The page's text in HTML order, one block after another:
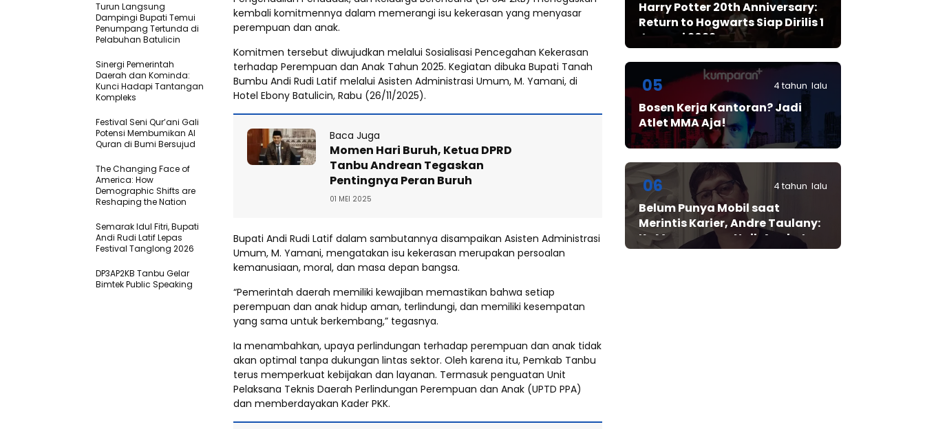
kembali komitmennya dalam memerangi isu kekerasan yang menyasar
perempuan dan anak.
Komitmen tersebut diwujudkan melalui Sosialisasi Pencegahan Kekerasan
terhadap Perempuan dan Anak Tahun 2025. Kegiatan dibuka Bupati Tanah
Bumbu Andi Rudi Latif melalui Asisten Administrasi Umum, M. Yamani, di
Hotel Ebony Batulicin, Rabu (26/11/2025).
Baca Juga
Momen Hari Buruh, Ketua DPRD
Tanbu Andrean Tegaskan
Pentingnya Peran Buruh
01 MEI 2025
Bupati Andi Rudi Latif dalam sambutannya disampaikan Asisten Administrasi
Umum, M. Yamani, mengatakan isu kekerasan merupakan persoalan
kemanusiaan, moral, dan masa depan bangsa.
“Pemerintah daerah memiliki kewajiban memastikan bahwa setiap
perempuan dan anak hidup aman, terlindungi, dan memiliki kesempatan
yang sama untuk berkembang,” tegasnya.
Ia menambahkan, upaya perlindungan terhadap perempuan dan anak tidak
akan optimal tanpa dukungan lintas sektor. Oleh karena itu, Pemkab Tanbu
terus memperkuat kebijakan dan layanan. Termasuk penguatan Unit
Pelaksana Teknis Daerah Perlindungan Perempuan dan Anak (UPTD PPA)
dan memberdayakan Kader PKK.
Turun Langsung
Dampingi Bupati Temui
Penumpang Tertunda di
Pelabuhan Batulicin
Sinergi Pemerintah
Daerah dan Kominda:
Kunci Hadapi Tantangan
Kompleks
Festival Seni Qur’ani Gali
Potensi Membumikan Al
Quran di Bumi Bersujud
The Changing Face of
America: How
Demographic Shifts are
Reshaping the Nation
Semarak Idul Fitri, Bupati
Andi Rudi Latif Lepas
Festival Tanglong 2026
DP3AP2KB Tanbu Gelar
Bimtek Public Speaking
Harry Potter 20th Anniversary:
Return to Hogwarts Siap Dirilis 1
Januari 2022
05 4 tahun lalu
Bosen Kerja Kantoran? Jadi
Atlet MMA Aja!
06 4 tahun lalu
Belum Punya Mobil saat
Merintis Karier, Andre Taulany:
Ke Mana-mana Naik Angkot